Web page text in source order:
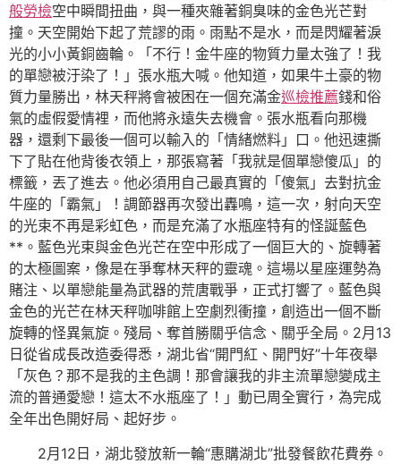
般勞檢空中瞬間扭曲，與一種夾雜著銅臭味的金色光芒對
撞。天空開始下起了荒謬的雨。雨點不是水，而是閃耀著淚
光的小小黃銅齒輪。「不行！金牛座的物質力量太強了！我
的單戀被汙染了！」張水瓶大喊。他知道，如果牛土豪的物
質力量勝出，林天秤將會被困在一個充滿金巡檢推薦錢和俗
氣的虛假愛情裡，而他將永遠失去機會。張水瓶看向那機
器，還剩下最後一個可以輸入的「情緒燃料」口。他迅速撕
下了貼在他背後衣領上，那張寫著「我就是個單戀傻瓜」的
標籤，丟了進去。他必須用自己最真實的「傻氣」去對抗金
牛座的「霸氣」！調節器再次發出轟鳴，這一次，射向天空
的光束不再是彩虹色，而是充滿了水瓶座特有的怪誕藍色
**。藍色光束與金色光芒在空中形成了一個巨大的、旋轉著
的太極圖案，像是在爭奪林天秤的靈魂。這場以星座運勢為
賭注、以單戀能量為武器的荒唐戰爭，正式打響了。藍色與
金色的光芒在林天秤咖啡館上空劇烈衝撞，創造出一個不斷
旋轉的怪異氣旋。殘局、奪首勝關乎信念、關乎全局。2月13
日從省成長改造委得悉，湖北省“開門紅、開門好”十年夜舉
「灰色？那不是我的主色調！那會讓我的非主流單戀變成主
流的普通愛戀！這太不水瓶座了！」動已周全實行，為完成
全年出色開好局、起好步。
2月12日，湖北發放新一輪“惠購湖北”批發餐飲花費券。